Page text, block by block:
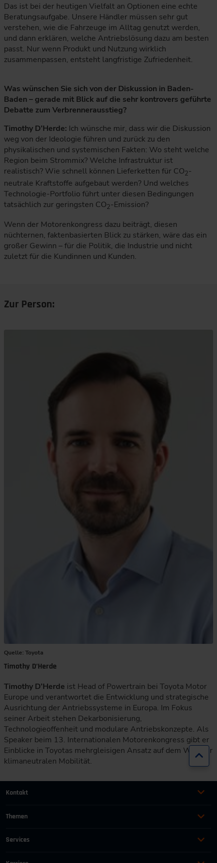
Das ist bei der heutigen Vielfalt an Optionen eine echte
Beratungsaufgabe. Unsere Händler müssen sehr gut
verstehen, wie die Fahrzeuge im Alltag genutzt werden,
und dann erklären, welche Antriebslösung dazu am besten
passt. Nur wenn Produkt und Nutzung wirklich
zusammenpassen, entsteht langfristige Zufriedenheit.
Was wünschen Sie sich von der Diskussion in Baden-
Baden – gerade mit Blick auf die sehr kontrovers geführte
Debatte zum Verbrennerausstieg?
Timothy D’Herde: Ich wünsche mir, dass wir die Diskussion
weg von der Ideologie führen und zurück zu den
physikalischen und systemischen Fakten: Wo steht welche
Region beim Strommix? Welche Infrastruktur ist
realistisch? Wie schnell können Lieferketten für CO2-
neutrale Kraftstoffe aufgebaut werden? Und welches
Technologie-Portfolio führt unter diesen Bedingungen
tatsächlich zur geringsten CO2-Emission?
Wenn der Motorenkongress dazu beiträgt, diesen
nüchternen, faktenbasierten Blick zu stärken, wäre das ein
großer Gewinn – für die Politik, die Industrie und nicht
zuletzt für die Kundinnen und Kunden.
Zur Person:
Quelle: Toyota
Timothy D’Herde
Timothy D’Herde ist Head of Powertrain bei Toyota Motor
Europe und verantwortet die Entwicklung und strategische
Ausrichtung der Antriebssysteme in Europa. Im Fokus
seiner Arbeit stehen Dekarbonisierung,
Technologieoffenheit und modulare Antriebskonzepte. Als
Speaker beim 13. Internationalen Motorenkongress gibt er
Einblicke in Toyotas mehrgleisigen Ansatz auf dem Weg zur
klimaneutralen Mobilität.
Kontakt
+49 (0)2116214-201
+49 (0)2116214-154
wissensforum
Themen
Bauen und Gebäude
Services